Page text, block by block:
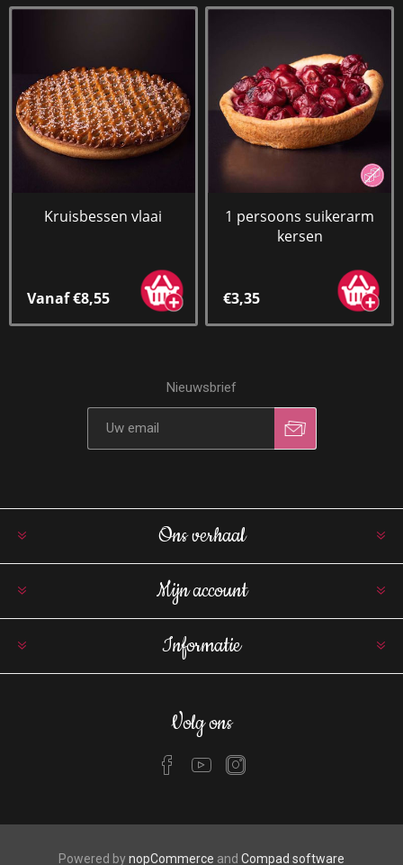
Kruisbessen vlaai
Vanaf €8,55
1 persoons suikerarm
kersen
€3,35
Nieuwsbrief
Ons verhaal
Mijn account
Informatie
Volg ons
Powered bynopCommerce and Compad software